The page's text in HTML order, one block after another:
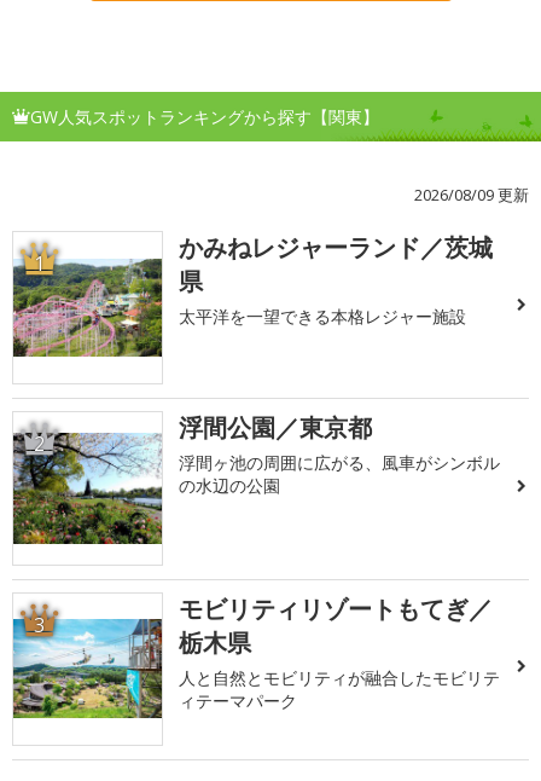
GW人気スポットランキングから探す【関東】
2026/08/09 更新
1
かみねレジャーランド／茨城
県
太平洋を一望できる本格レジャー施設
2 浮間公園／東京都
浮間ヶ池の周囲に広がる、風車がシンボル
の水辺の公園
3
モビリティリゾートもてぎ／
栃木県
人と自然とモビリティが融合したモビリテ
ィテーマパーク